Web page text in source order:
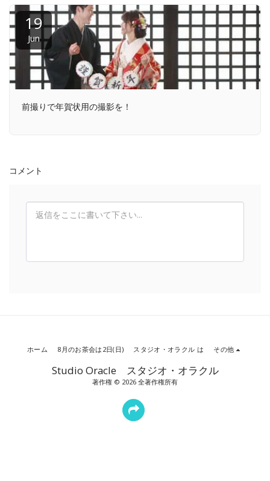
19
Jun
前撮りで年賀状用の撮影を！
コメント
Studio Oracle スタジオ・オラクル
著作権 © 2026 全著作権所有
ホーム 8月のお茶会は2日(日) スタジオ・オラクル は その他